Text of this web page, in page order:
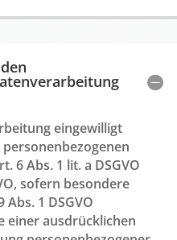
eingewilligt
6 Abs. 1 lit. a DSGVO
sofern besondere
1 DSGVO
einer ausdrücklichen